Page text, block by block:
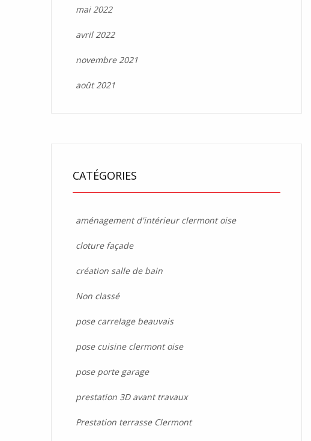
mai 2022
avril 2022
novembre 2021
août 2021
CATÉGORIES
aménagement d'intérieur clermont oise
cloture façade
création salle de bain
Non classé
pose carrelage beauvais
pose cuisine clermont oise
pose porte garage
prestation 3D avant travaux
Prestation terrasse Clermont